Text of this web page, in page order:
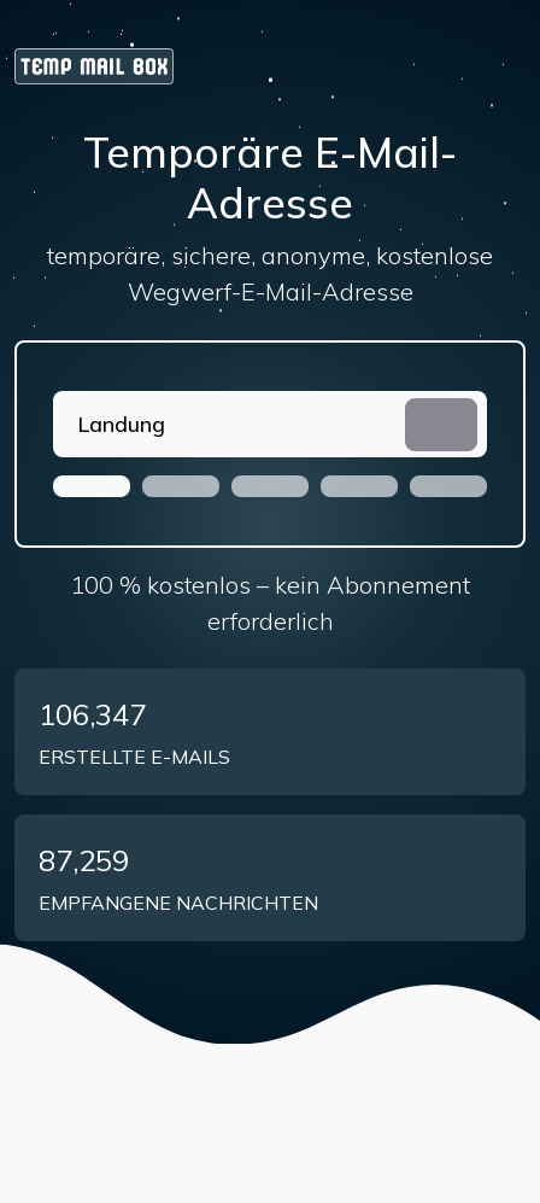
Temporäre E-Mail-
Adresse
temporäre, sichere, anonyme, kostenlose
Wegwerf-E-Mail-Adresse
100 % kostenlos – kein Abonnement
erforderlich
106,347
ERSTELLTE E-MAILS
87,259
EMPFANGENE NACHRICHTEN